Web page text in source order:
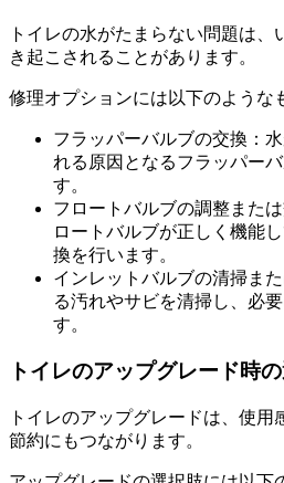
トイレの水がたまらない問題は、
き起こされることがあります。
修理オプションには以下のような
フラッパーバルブの交換：
れる原因となるフラッパー
す。
フロートバルブの調整また
ロートバルブが正しく機能
換を行います。
インレットバルブの清掃ま
る汚れやサビを清掃し、必
す。
トイレのアップグレード時
トイレのアップグレードは、使
節約にもつながります。